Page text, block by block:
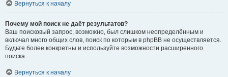
Вернуться к началу
Почему мой поиск не даёт результатов?
Ваш поисковый запрос, возможно, был слишком неопределённым и
включал много общих слов, поиск по которым в phpBB не осуществляется.
Будьте более конкретны и используйте возможности расширенного
поиска.
Вернуться к началу